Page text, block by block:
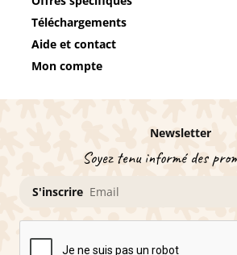
Téléchargements
Aide et contact
Mon compte
Newsletter
Soyez tenu informé des
S'inscrire